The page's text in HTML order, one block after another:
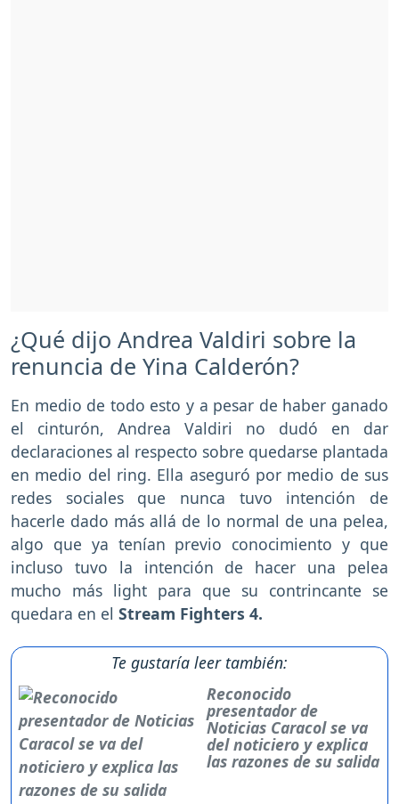
¿Qué dijo Andrea Valdiri sobre la
renuncia de Yina Calderón?
En medio de todo esto y a pesar de haber ganado
el cinturón, Andrea Valdiri no dudó en dar
declaraciones al respecto sobre quedarse plantada
en medio del ring. Ella aseguró por medio de sus
redes sociales que nunca tuvo intención de
hacerle dado más allá de lo normal de una pelea,
algo que ya tenían previo conocimiento y que
incluso tuvo la intención de hacer una pelea
mucho más light para que su contrincante se
quedara en el Stream Fighters 4.
Te gustaría leer también:
Reconocido
presentador de
Noticias Caracol se va
del noticiero y explica
las razones de su salida